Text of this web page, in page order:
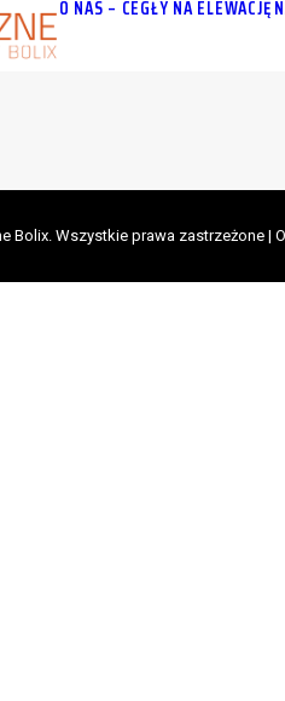
O NAS – CEGŁY NA ELEWACJĘ
Bolix. Wszystkie prawa zastrzeżone |